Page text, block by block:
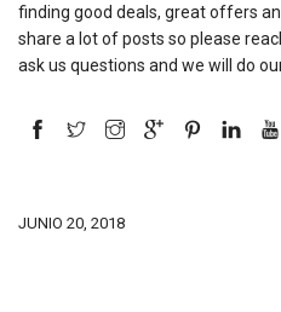
finding good deals, great offers
share a lot of posts so please
ask us questions and we will do
JUNIO 20, 2018